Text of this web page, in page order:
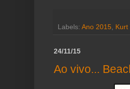
Labels: Ano 2015 Kurt
24/11/15
Ao vivo...